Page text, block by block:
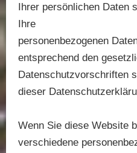
Ihrer persönlichen Daten
Ihre
personenbezogenen
entsprechend den
Datenschutzvorschriften
dieser
Wenn Sie diese Website
verschiedene